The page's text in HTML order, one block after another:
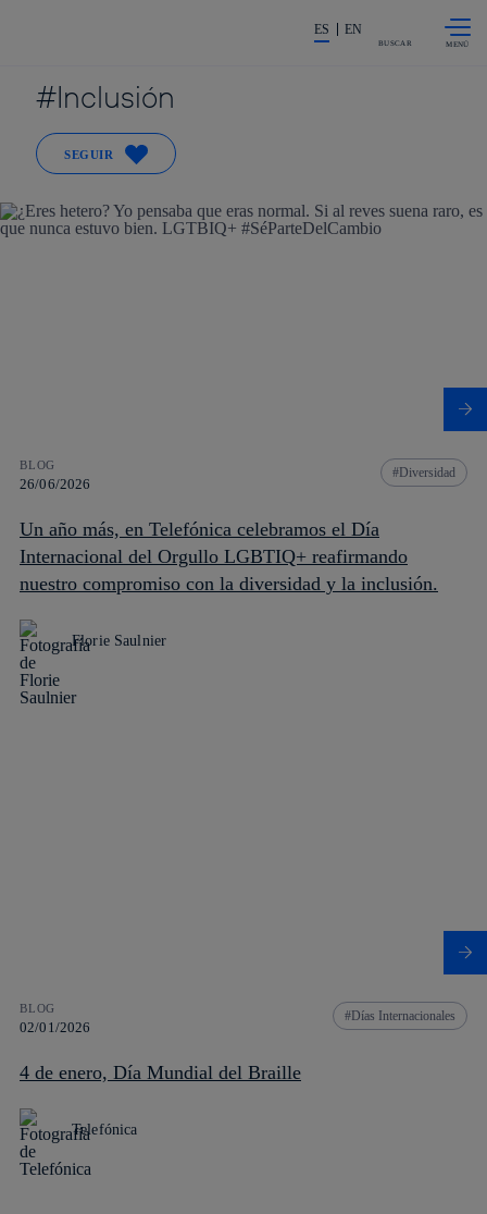
La acción en accionistas e
ES EN
BUSCAR
Inclusión
SEGUIR
BLOG
26/06/2026
Diversidad
Un año más, en Telefónica celebramos el Día
Internacional del Orgullo LGBTIQ+ reafirmando
nuestro compromiso con la diversidad y la inclusión.
Florie Saulnier
BLOG
02/01/2026
Días Internacionales
4 de enero, Día Mundial del Braille
Telefónica